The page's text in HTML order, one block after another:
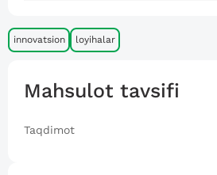
innovatsion loyihalar
Mahsulot tavsifi
Taqdimot